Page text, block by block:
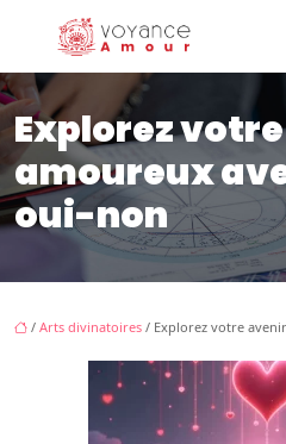
Explorez
amoureux
oui-non
/ Arts divinatoires / Explorez votre